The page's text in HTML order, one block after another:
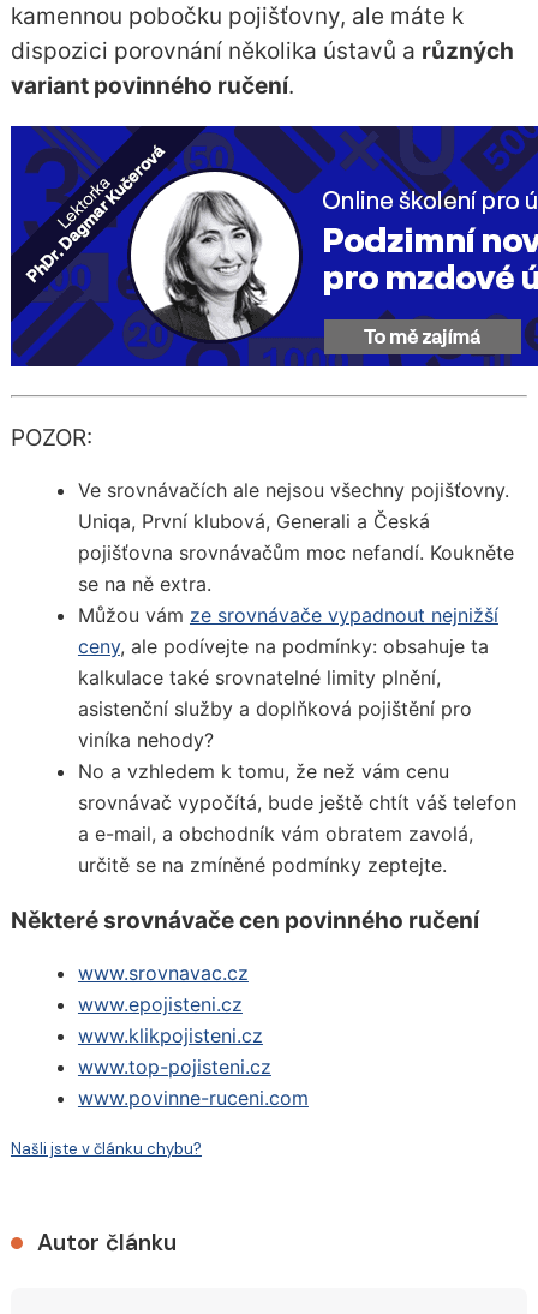
kamennou pobočku pojišťovny, ale máte k
dispozici porovnání několika ústavů a různých
variant povinného ručení.
POZOR:
Ve srovnávačích ale nejsou všechny pojišťovny.
Uniqa, První klubová, Generali a Česká
pojišťovna srovnávačům moc nefandí. Koukněte
se na ně extra.
Můžou vám ze srovnávače vypadnout nejnižší
ceny, ale podívejte na podmínky: obsahuje ta
kalkulace také srovnatelné limity plnění,
asistenční služby a doplňková pojištění pro
viníka nehody?
No a vzhledem k tomu, že než vám cenu
srovnávač vypočítá, bude ještě chtít váš telefon
a e-mail, a obchodník vám obratem zavolá,
určitě se na zmíněné podmínky zeptejte.
Některé srovnávače cen povinného ručení
www.srovnavac.cz
www.epojisteni.cz
www.klikpojisteni.cz
www.top-pojisteni.cz
www.povinne-ruceni.com
Našli jste v článku chybu?
Autor článku